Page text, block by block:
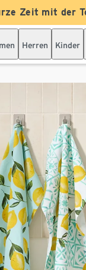
Zeit mit der
Herren Kinder